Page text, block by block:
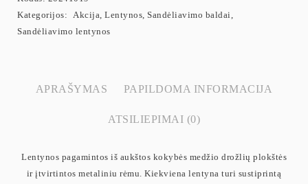
Kategorijos: Akcija, Lentynos, Sandėliavimo baldai,
Sandėliavimo lentynos
APRAŠYMAS PAPILDOMA INFORMACIJA
ATSILIEPIMAI (0)
Lentynos pagamintos iš aukštos kokybės medžio drožlių plokštės
ir įtvirtintos metaliniu rėmu. Kiekviena lentyna turi sustiprintą